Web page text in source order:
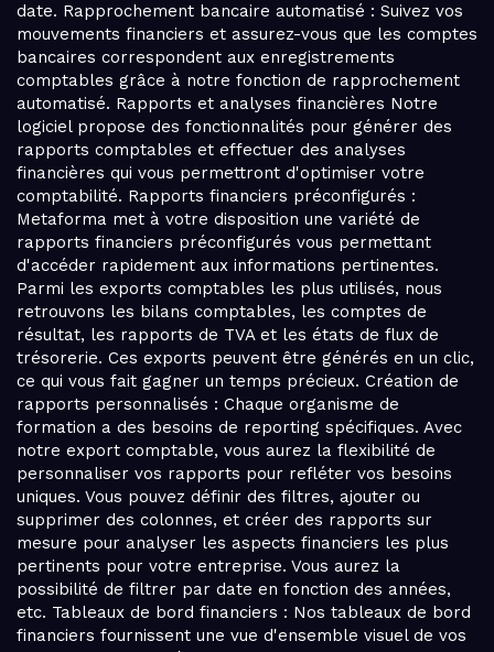
date. Rapprochement bancaire automatisé : Suivez vos
mouvements financiers et assurez-vous que les comptes
bancaires correspondent aux enregistrements
comptables grâce à notre fonction de rapprochement
automatisé. Rapports et analyses financières Notre
logiciel propose des fonctionnalités pour générer des
rapports comptables et effectuer des analyses
financières qui vous permettront d'optimiser votre
comptabilité. Rapports financiers préconfigurés :
Metaforma met à votre disposition une variété de
rapports financiers préconfigurés vous permettant
d'accéder rapidement aux informations pertinentes.
Parmi les exports comptables les plus utilisés, nous
retrouvons les bilans comptables, les comptes de
résultat, les rapports de TVA et les états de flux de
trésorerie. Ces exports peuvent être générés en un clic,
ce qui vous fait gagner un temps précieux. Création de
rapports personnalisés : Chaque organisme de
formation a des besoins de reporting spécifiques. Avec
notre export comptable, vous aurez la flexibilité de
personnaliser vos rapports pour refléter vos besoins
uniques. Vous pouvez définir des filtres, ajouter ou
supprimer des colonnes, et créer des rapports sur
mesure pour analyser les aspects financiers les plus
pertinents pour votre entreprise. Vous aurez la
possibilité de filtrer par date en fonction des années,
etc. Tableaux de bord financiers : Nos tableaux de bord
financiers fournissent une vue d'ensemble visuel de vos